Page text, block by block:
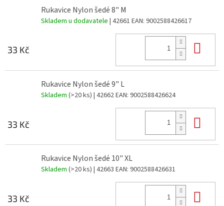
Rukavice Nylon šedé 8" M
Skladem u dodavatele | 42661 EAN: 9002588426617
33 Kč
Rukavice Nylon šedé 9" L
Skladem (>20 ks) | 42662EAN: 9002588426624
33 Kč
Rukavice Nylon šedé 10" XL
Skladem (>20 ks) | 42663 EAN: 9002588426631
33 Kč